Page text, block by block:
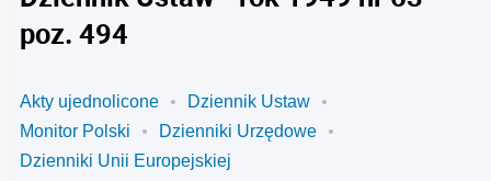
poz. 494
Akty ujednolicone
Dziennik Ustaw
Monitor Polski
Dzienniki Urzędowe
Dzienniki Unii Europejskiej